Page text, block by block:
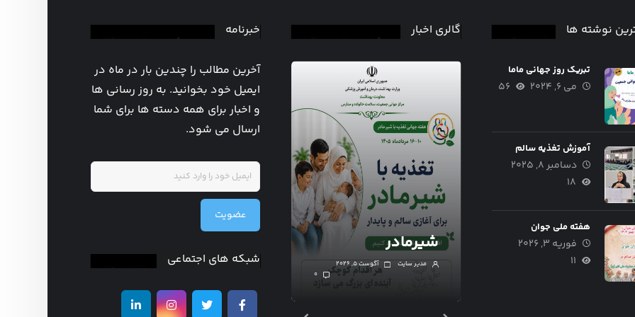
نوشته ها
تبریک روز جهانی ماما
می ۶, ۲۰۲۴ ۵۶
آموزش تغذیه سالم
دسامبر ۸, ۲۰۲۵
۱۸
هفته ملی جوان
فوریه ۳, ۲۰۲۶
۱۱
گالری اخبار
روزشمار هفته
جهانی ترویج شیر
آگوست ۵, ۲۰۲۶
مدیر سایت
شیرمادر
آگوست ۵, ۲۰۲۶
مدیر سایت
۰
هفته جهانی ترویج
شیر مادر
مدیر سایت
خبرنامه
آخرین مطالب را چندین بار در ماه در
ایمیل خود بخوانید. به روز رسانی ها
و اخبار برای همه دسته ها برای شما
ارسال می شود.
عضویت
شبکه های اجتماعی